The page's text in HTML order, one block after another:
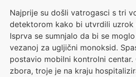
Najprije su došli vatrogasci s tri
detektorom kako bi utvrdili uzrok
Isprva se sumnjalo da bi se
vezanoj za ugljični monoksid.
postavio mobilni kontrolni centar.
zbora, troje je na kraju